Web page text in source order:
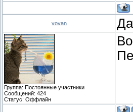
vovan
Группа: Постоянные участники
Сообщений: 424
Статус: Оффлайн